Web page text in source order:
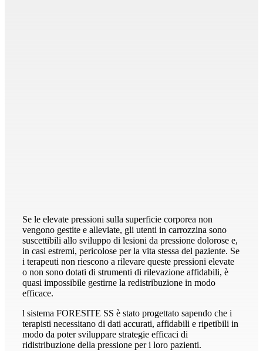
Se le elevate pressioni sulla superficie corporea non
vengono gestite e alleviate, gli utenti in carrozzina sono
suscettibili allo sviluppo di lesioni da pressione dolorose e,
in casi estremi, pericolose per la vita stessa del paziente. Se
i terapeuti non riescono a rilevare queste pressioni elevate
o non sono dotati di strumenti di rilevazione affidabili, è
quasi impossibile gestirne la redistribuzione in modo
efficace.
l sistema FORESITE SS è stato progettato sapendo che i
terapisti necessitano di dati accurati, affidabili e ripetibili in
modo da poter sviluppare strategie efficaci di
ridistribuzione della pressione per i loro pazienti.